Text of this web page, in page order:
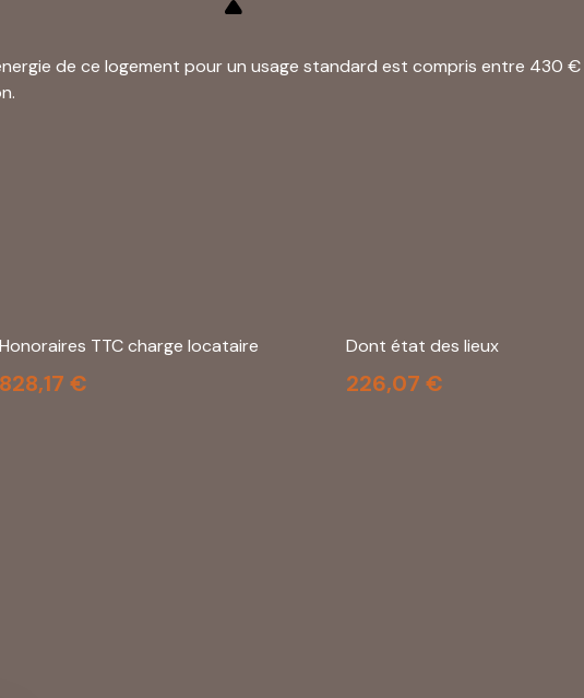
de ce logement pour un usage standard est compris entre 430
Honoraires TTC charge locataire
828,17 €
Dont état des lieux
226,07 €